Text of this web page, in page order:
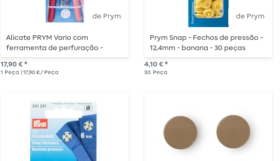
de Prym
Alicate PRYM Vario com
ferramenta de perfuração -
baga
17,90 € *
1 Peça | 17,90 € / Peça
de Prym
Prym Snap - Fechos de pressão -
12,4mm - banana - 30 peças
4,10 € *
30 Peça